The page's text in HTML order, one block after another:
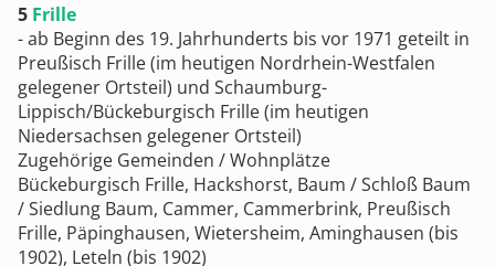
5 Frille
- ab Beginn des 19. Jahrhunderts bis vor 1971 geteilt in
Preußisch Frille (im heutigen Nordrhein-Westfalen
gelegener Ortsteil) und Schaumburg-
Lippisch/Bückeburgisch Frille (im heutigen
Niedersachsen gelegener Ortsteil)
Zugehörige Gemeinden / Wohnplätze
Bückeburgisch Frille, Hackshorst, Baum / Schloß Baum
/ Siedlung Baum, Cammer, Cammerbrink, Preußisch
Frille, Päpinghausen, Wietersheim, Aminghausen (bis
1902), Leteln (bis 1902)